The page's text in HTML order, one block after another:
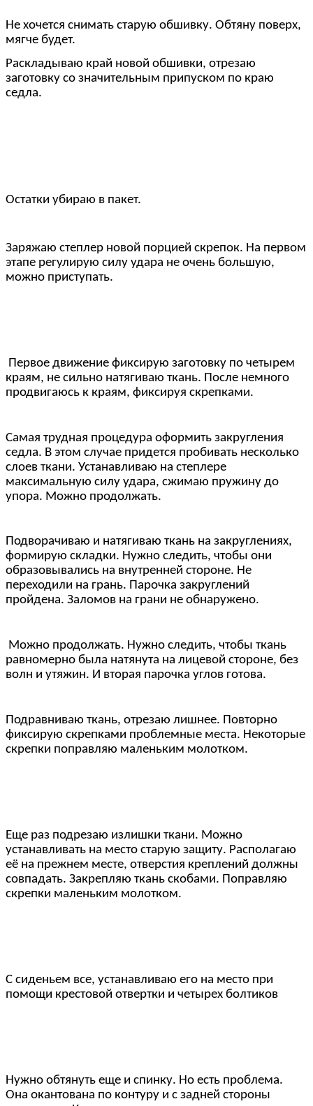
Не хочется снимать старую обшивку. Обтяну поверх,
мягче будет.
Раскладываю край новой обшивки, отрезаю
заготовку со значительным припуском по краю
седла.
Остатки убираю в пакет.
Заряжаю степлер новой порцией скрепок. На первом
этапе регулирую силу удара не очень большую,
можно приступать.
Первое движение фиксирую заготовку по четырем
краям, не сильно натягиваю ткань. После немного
продвигаюсь к краям, фиксируя скрепками.
Самая трудная процедура оформить закругления
седла. В этом случае придется пробивать несколько
слоев ткани. Устанавливаю на степлере
максимальную силу удара, сжимаю пружину до
упора. Можно продолжать.
Подворачиваю и натягиваю ткань на закруглениях,
формирую складки. Нужно следить, чтобы они
образовывались на внутренней стороне. Не
переходили на грань. Парочка закруглений
пройдена. Заломов на грани не обнаружено.
Можно продолжать. Нужно следить, чтобы ткань
равномерно была натянута на лицевой стороне, без
волн и утяжин. И вторая парочка углов готова.
Подравниваю ткань, отрезаю лишнее. Повторно
фиксирую скрепками проблемные места. Некоторые
скрепки поправляю маленьким молотком.
Еще раз подрезаю излишки ткани. Можно
устанавливать на место старую защиту. Располагаю
её на прежнем месте, отверстия креплений должны
совпадать. Закрепляю ткань скобами. Поправляю
скрепки маленьким молотком.
С сиденьем все, устанавливаю его на место при
помощи крестовой отвертки и четырех болтиков
Нужно обтянуть еще и спинку. Но есть проблема.
Она окантована по контуру и с задней стороны